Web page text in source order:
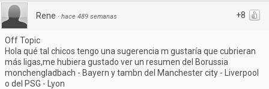
+8
Rene · hace 489 semanas
Off Topic
Hola qué tal chicos tengo una sugerencia m gustaría que cubrieran
más ligas,me hubiera gustado ver un resumen del Borussia
monchengladbach - Bayern y tambn del Manchester city - Liverpool
o del PSG - Lyon